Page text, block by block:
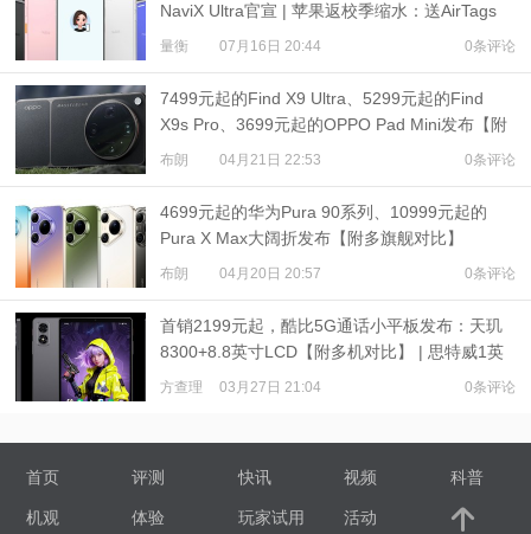
NaviX Ultra官宣 | 苹果返校季缩水：送AirTags
量衡 07月16日 20:44 0条评论
7499元起的Find X9 Ultra、5299元起的Find
X9s Pro、3699元起的OPPO Pad Mini发布【附
多旗舰对比】
布朗 04月21日 22:53 0条评论
4699元起的华为Pura 90系列、10999元起的
Pura X Max大阔折发布【附多旗舰对比】
布朗 04月20日 20:57 0条评论
首销2199元起，酷比5G通话小平板发布：天玑
8300+8.8英寸LCD【附多机对比】 | 思特威1英
寸旗舰发布
方查理 03月27日 21:04 0条评论
首页 评测 快讯 视频 科普
机观 体验 玩家试用 活动